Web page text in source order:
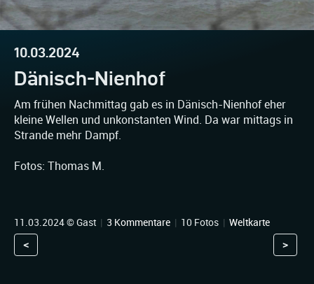
10.03.2024
Dänisch-Nienhof
Am frühen Nachmittag gab es in Dänisch-Nienhof eher
kleine Wellen und unkonstanten Wind. Da war mittags in
Strande mehr Dampf.
Fotos: Thomas M.
11.03.2024 © Gast | 3 Kommentare | 10 Fotos | Weltkarte
< >